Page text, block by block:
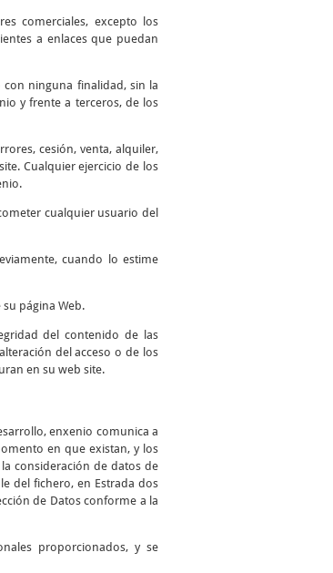
comerciales, excepto los
a enlaces que puedan
ninguna finalidad, sin la
y frente a terceros, de los
cesión, venta, alquiler,
Cualquier ejercicio de los
cualquier usuario del
cuando lo estime
página Web.
del contenido de las
del acceso o de los
en su web site.
enxenio comunica a
en que existan, y los
consideración de datos de
del fichero, en Estrada dos
de Datos conforme a la
proporcionados, y se